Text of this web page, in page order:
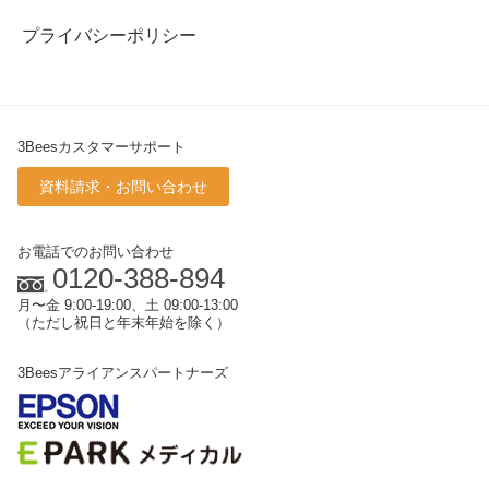
プライバシーポリシー
3Beesカスタマーサポート
資料請求・お問い合わせ
お電話でのお問い合わせ
0120-388-894
月〜金 9:00-19:00、土 09:00-13:00
（ただし祝日と年末年始を除く）
3Beesアライアンスパートナーズ